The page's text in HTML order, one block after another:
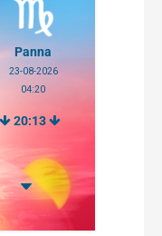
Panna
23-08-2026
04:20
20:13